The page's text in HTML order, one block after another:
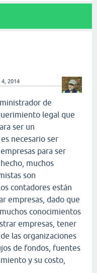
4, 2014
de
legal que
ser un
necesario ser
para ser
muchos
son
contadores están
empresas, dado que
conocimientos
empresas, tener
las organizaciones
de fondos, fuentes
y su costo,